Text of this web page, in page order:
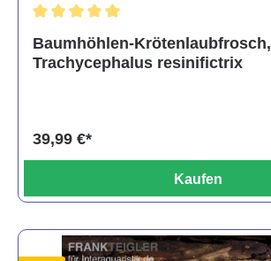
Baumhöhlen-Krötenlaubfrosch,
Trachycephalus resinifictrix
39,99 €*
Kaufen